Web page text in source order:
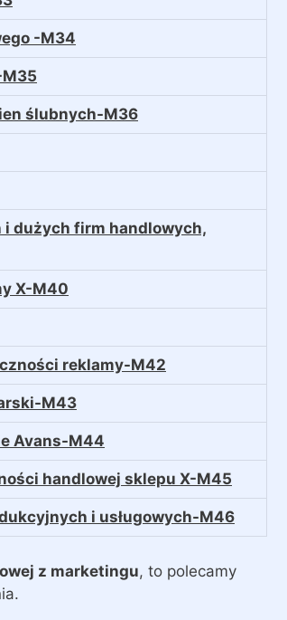
-M34
ślubnych-M36
i dużych firm handlowych,
X-M40
reklamy-M42
M43
Avans-M44
handlowej sklepu X-M45
i usługowych-M46
z marketingu, to polecamy